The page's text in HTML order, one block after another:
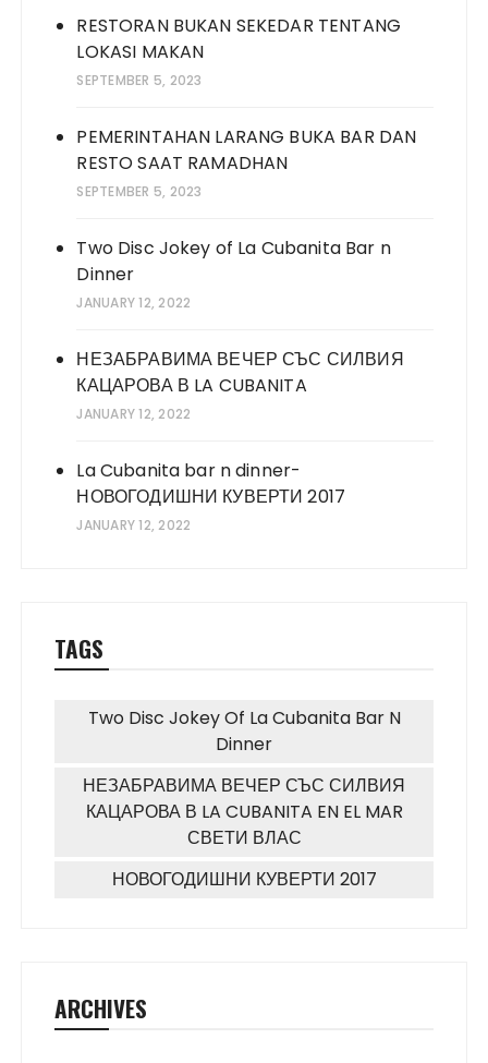
RESTORAN BUKAN SEKEDAR TENTANG
LOKASI MAKAN
SEPTEMBER 5, 2023
PEMERINTAHAN LARANG BUKA BAR DAN
RESTO SAAT RAMADHAN
SEPTEMBER 5, 2023
Two Disc Jokey of La Cubanita Bar n
Dinner
JANUARY 12, 2022
НЕЗАБРАВИМА ВЕЧЕР СЪС СИЛВИЯ
КАЦАРОВА В LA CUBANITA
JANUARY 12, 2022
La Cubanita bar n dinner-
НОВОГОДИШНИ КУВЕРТИ 2017
JANUARY 12, 2022
TAGS
Two Disc Jokey Of La Cubanita Bar N
Dinner
НЕЗАБРАВИМА ВЕЧЕР СЪС СИЛВИЯ
КАЦАРОВА В LA CUBANITA EN EL MAR
СВЕТИ ВЛАС
НОВОГОДИШНИ КУВЕРТИ 2017
ARCHIVES